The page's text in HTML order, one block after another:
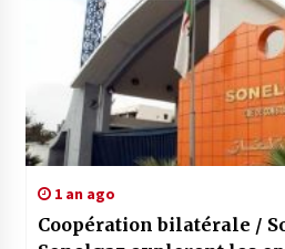
1 an ago
Coopération bilatérale /